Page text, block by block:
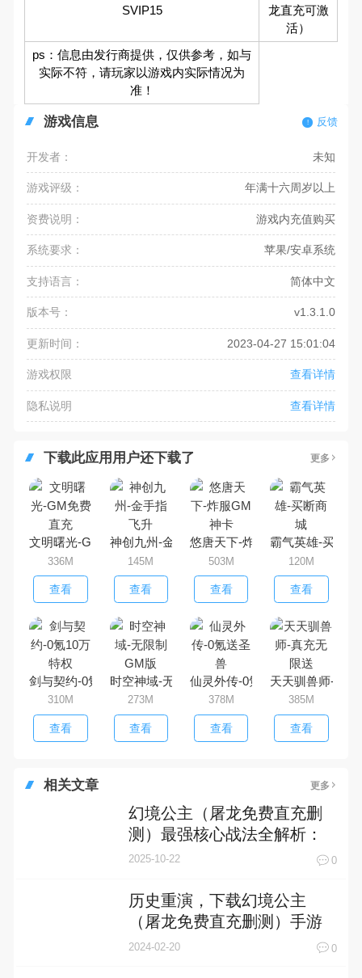
SVIP15
龙直充可激
活）
ps：信息由发行商提供，仅供参考，如与
实际不符，请玩家以游戏内实际情况为
准！
游戏信息 反馈
开发者： 未知
游戏评级： 年满十六周岁以上
资费说明： 游戏内充值购买
系统要求： 苹果/安卓系统
支持语言： 简体中文
版本号： v1.3.1.0
更新时间： 2023-04-27 15:01:04
游戏权限 查看详情
隐私说明 查看详情
下载此应用用户还下载了 更多
文明曙光-GM免费直充
336M
查看
神创九州-金手指飞升
145M
查看
悠唐天下-炸服GM神卡
503M
查看
霸气英雄-买断商
120M
查看
剑与契约-0氪10万特权
310M
查看
时空神域-无限制GM版
273M
查看
仙灵外传-0氪送圣兽
378M
查看
天天驯兽师-真
385M
查看
相关文章 更多
幻境公主（屠龙免费直充删
测）最强核心战法全解析：
平民也能逆袭成神！
2025-10-22 0
历史重演，下载幻境公主
（屠龙免费直充删测）手游
参与伟大战争！
2024-02-20 0